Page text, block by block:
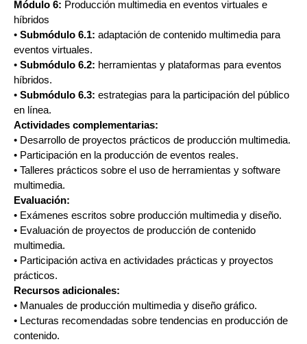
Módulo 6: Producción multimedia en eventos virtuales e
híbridos
• Submódulo 6.1: adaptación de contenido multimedia para
eventos virtuales.
• Submódulo 6.2: herramientas y plataformas para eventos
híbridos.
• Submódulo 6.3: estrategias para la participación del público
en línea.
Actividades complementarias:
• Desarrollo de proyectos prácticos de producción multimedia.
• Participación en la producción de eventos reales.
• Talleres prácticos sobre el uso de herramientas y software
multimedia.
Evaluación:
• Exámenes escritos sobre producción multimedia y diseño.
• Evaluación de proyectos de producción de contenido
multimedia.
• Participación activa en actividades prácticas y proyectos
prácticos.
Recursos adicionales:
• Manuales de producción multimedia y diseño gráfico.
• Lecturas recomendadas sobre tendencias en producción de
contenido.